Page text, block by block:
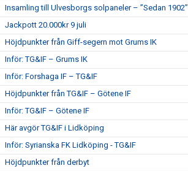
Insamling till Ulvesborgs solpaneler – ”Sedan 1902”
Jackpott 20.000kr 9 juli
Höjdpunkter från Giff-segern mot Grums IK
Inför: TG&IF – Grums IK
Inför: Forshaga IF – TG&IF
Höjdpunkter från TG&IF – Götene IF
Inför: TG&IF – Götene IF
Här avgör TG&IF i Lidköping
Inför: Syrianska FK Lidköping - TG&IF
Höjdpunkter från derbyt